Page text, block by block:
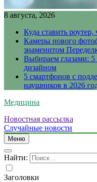
8 августа, 2026
Куда ставить
Камеры нового
знаменитом
Выбираем глазами:
дизайном
5 смартфонов с
наушников в 2026
Медицина
Новостная рассылка
Случайные новости
Меню
Найти:
Заголовки